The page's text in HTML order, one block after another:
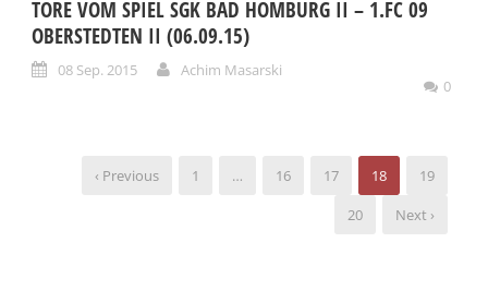
TORE VOM SPIEL SGK BAD HOMBURG II – 1.FC 09
OBERSTEDTEN II (06.09.15)
08 Sep. 2015
Achim Masarski
0
‹ Previous 1 … 16 17 18
19
20
Next ›